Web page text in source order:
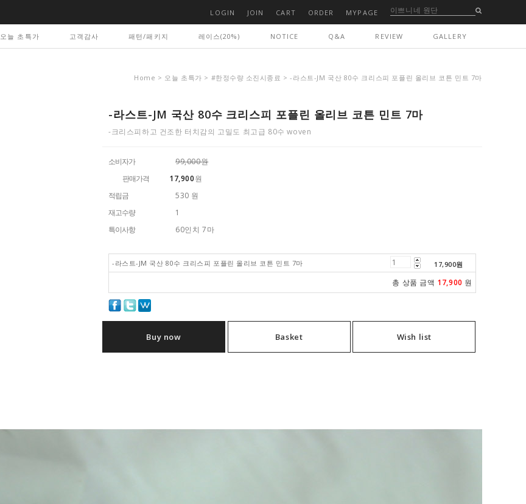
LOGIN JOIN CART ORDER MYPAGE
오늘 초특가 고객감사 패턴/패키지 레이스(20%) NOTICE Q&A REVIEW GALLERY
Home > 오늘 초특가 > #한정수량 소진시종료 > -라스트-JM 국산 80수 크리스피 포플린 올리브 코튼 민트 7마
-라스트-JM 국산 80수 크리스피 포플린 올리브 코튼 민트 7마
-크리스피하고 건조한 터치감의 고밀도 최고급 80수 woven
소비자가
99,000원
판매가격
17,900원
적립금
530 원
재고수량
1
특이사항
60인치 7마
-라스트-JM 국산 80수 크리스피 포플린 올리브 코튼 민트 7마 17,900원
총 상품 금액 17,900 원
Buy now Basket Wish list